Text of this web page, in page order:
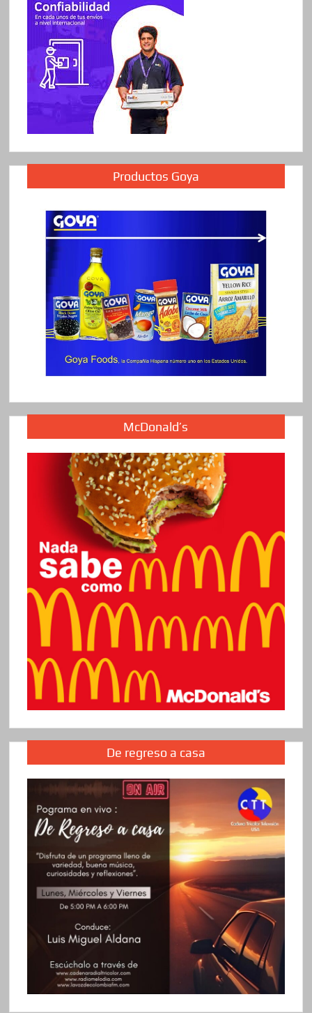
Productos Goya
McDonald’s
De regreso a casa